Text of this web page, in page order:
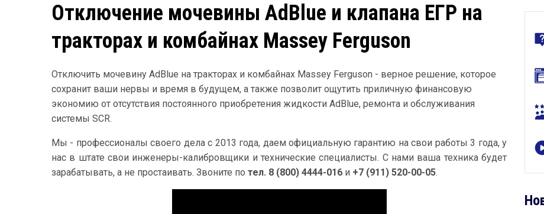
Отключение мочевины AdBlue и клапана ЕГР на
тракторах и комбайнах Massey Ferguson
Отключить мочевину AdBlue на тракторах и комбайнах Massey Ferguson - верное решение, которое
сохранит ваши нервы и время в будущем, а также позволит ощутить приличную финансовую
экономию от отсутствия постоянного приобретения жидкости AdBlue, ремонта и обслуживания
системы SCR.
Мы - профессионалы своего дела с 2013 года, даем официальную гарантию на свои работы 3 года, у
нас в штате свои инженеры-калибровщики и технические специалисты. С нами ваша техника будет
зарабатывать, а не простаивать. Звоните по тел. 8 (800) 4444-016 и +7 (911) 520-00-05.